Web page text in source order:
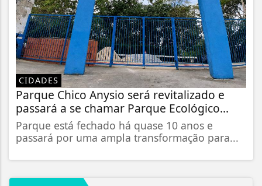
CIDADES
Parque Chico Anysio será revitalizado e
passará a se chamar Parque Ecológico...
Parque está fechado há quase 10 anos e
passará por uma ampla transformação para...